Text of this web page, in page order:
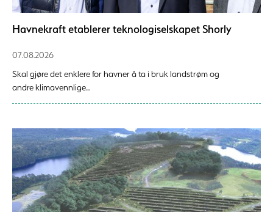
Havnekraft etablerer teknologiselskapet Shorly
07.08.2026
Skal gjøre det enklere for havner å ta i bruk landstrøm og
andre klimavennlige...